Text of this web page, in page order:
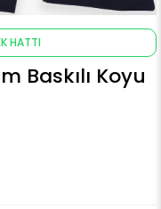
HATTI
Baskılı Koyu